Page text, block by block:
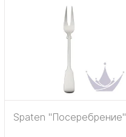
Spaten "Посеребрение"